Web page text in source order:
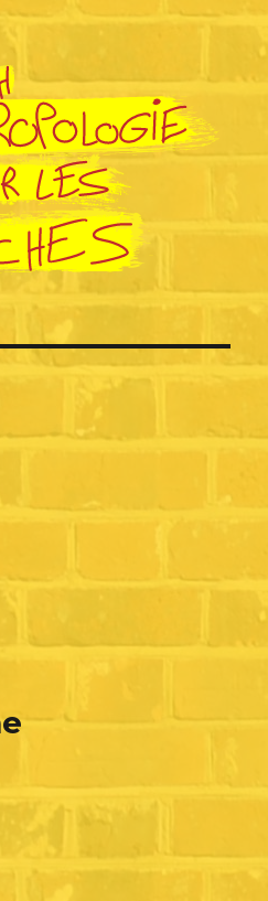
pour les Quiches